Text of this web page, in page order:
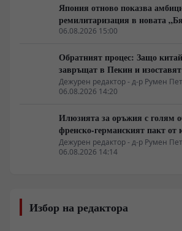
Япония отново показва
ремилитаризация в новата
отбраната“
06.08.2026 15:00
Обратният процес: Защо
завръщат в Пекин и
мечта"
Дежурен редактор - д-р Румен
06.08.2026 14:20
Илюзията за оръжия с голям
френско-германският пакт
индустриална стена
Дежурен редактор - д-р Румен
06.08.2026 14:14
Избор на редактора